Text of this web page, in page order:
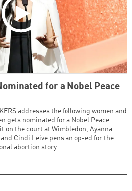
for a Nobel Peace
addresses the following women and
gets nominated for a Nobel Peace
on the court at Wimbledon, Ayanna
Cindi Leive pens an op-ed for the
abortion story.